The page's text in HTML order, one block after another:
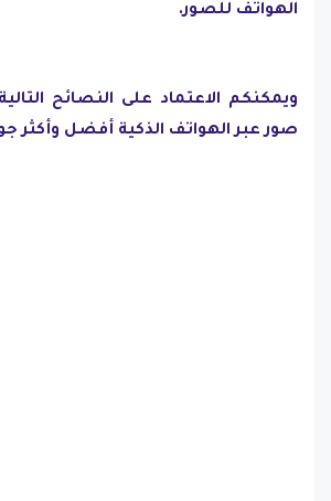
الهواتف للصور.
ويمكنكم الاعتماد على النصائح
صور عبر الهواتف الذكية أفضل وأكثر